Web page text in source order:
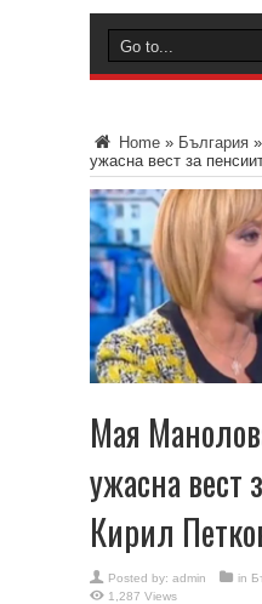
Home » България »
ужасна вест за
Мая
ужасна вест
Кирил
Posted by: admin in
1,287 Views